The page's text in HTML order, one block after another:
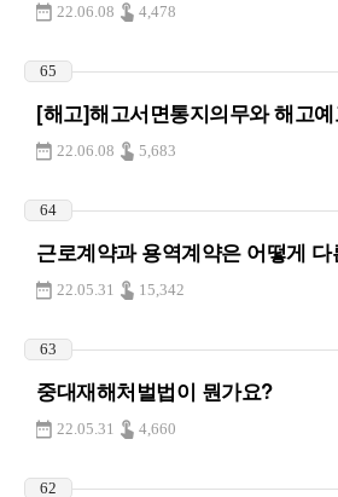
22.06.08 4,478
65
[해고]해고서면통지의무와 해고
22.06.08 5,683
64
근로계약과 용역계약은 어떻게
22.05.31 15,342
63
중대재해처벌법이 뭔가요?
22.05.31 4,660
62